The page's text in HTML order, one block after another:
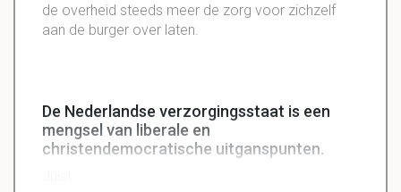
de overheid steeds meer de zorg voor zichzelf
aan de burger over laten.
De Nederlandse verzorgingsstaat is een
mengsel van liberale en
christendemocratische uitganspunten.